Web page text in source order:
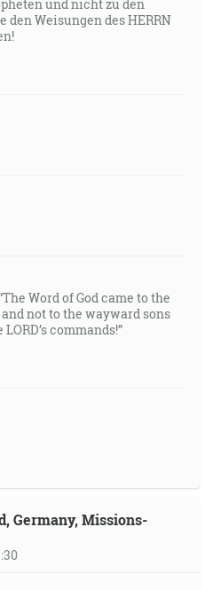
und nicht zu den
den Weisungen des HERRN
Word of God came to the
not to the wayward sons
commands!”
Germany, Missions-